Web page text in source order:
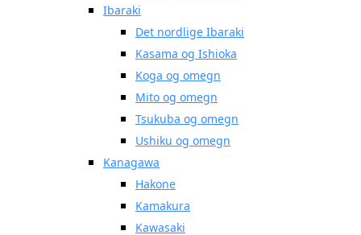
Ibaraki
Det nordlige Ibaraki
Kasama og Ishioka
Koga og omegn
Mito og omegn
Tsukuba og omegn
Ushiku og omegn
Kanagawa
Hakone
Kamakura
Kawasaki